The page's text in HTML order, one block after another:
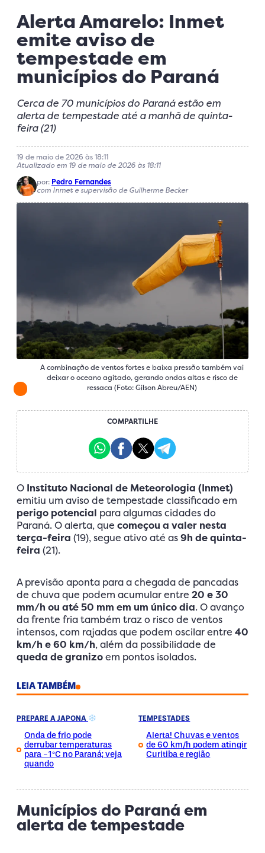
Alerta Amarelo: Inmet
emite aviso de
tempestade em
municípios do Paraná
Cerca de 70 municípios do Paraná estão em
alerta de tempestade até a manhã de quinta-
feira (21)
19 de maio de 2026 às 18:11
Atualizado em 19 de maio de 2026 às 18:11
por: Pedro Fernandes
com Inmet e supervisão de Guilherme Becker
A combinação de ventos fortes e baixa pressão também vai
deixar o oceano agitado, gerando ondas altas e risco de
ressaca (Foto: Gilson Abreu/AEN)
COMPARTILHE
O Instituto Nacional de Meteorologia (Inmet)
emitiu um aviso de tempestade classificado em
perigo potencial para algumas cidades do
Paraná. O alerta, que começou a valer nesta
terça-feira (19), segue ativo até as9h de quinta-
feira (21).
A previsão aponta para a chegada de pancadas
de chuva que podem acumular entre 20 e 30
mm/h ou até 50 mm em um único dia. O avanço
da frente fria também traz o risco de ventos
intensos, com rajadas que podem oscilar entre 40
km/h e 60 km/h, além da possibilidade de
queda de granizoem pontos isolados.
LEIA TAMBÉM
PREPARE A JAPONA
Onda de frio pode
derrubar temperaturas
para -1°C no Paraná; veja
quando
TEMPESTADES
Alerta! Chuvas e ventos
de 60 km/h podem atingir
Curitiba e região
Municípios do Paraná em
alerta de tempestade